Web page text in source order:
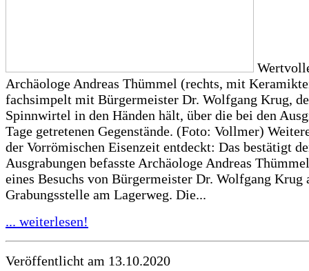
Archäologe Andreas Thümmel (rechts, mit
fachsimpelt mit Bürgermeister Dr. Wolfgang Krug,
Spinnwirtel in den Händen hält, über die bei den
Tage getretenen Gegenstände. (Foto: Vollmer)
der Vorrömischen Eisenzeit entdeckt: Das bestätigt
Ausgrabungen befasste Archäologe Andreas
eines Besuchs von Bürgermeister Dr. Wolfgang Krug
Grabungsstelle am Lagerweg. Die...
... weiterlesen!
Veröffentlicht am 13.10.2020